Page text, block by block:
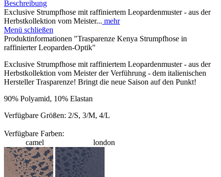
Beschreibung
Exclusive Strumpfhose mit raffiniertem Leopardenmuster - aus der
Herbstkollektion vom Meister... mehr
Menü schließen
Produktinformationen "Trasparenze Kenya Strumpfhose in
raffinierter Leoparden-Optik"
Exclusive Strumpfhose mit raffiniertem Leopardenmuster - aus der
Herbstkollektion vom Meister der Verführung - dem italienischen
Hersteller Trasparenze! Bringt die neue Saison auf den Punkt!
90% Polyamid, 10% Elastan
Verfügbare Größen: 2/S, 3/M, 4/L
Verfügbare Farben:
camel london